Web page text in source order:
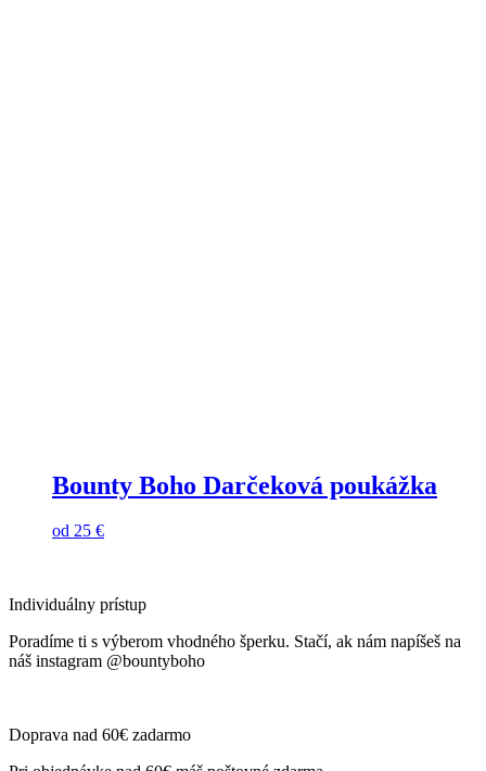
Bounty Boho Darčeková poukážka
od 25 €
Individuálny prístup
Poradíme ti s výberom vhodného šperku. Stačí, ak nám napíšeš na
náš instagram @bountyboho
Doprava nad 60€ zadarmo